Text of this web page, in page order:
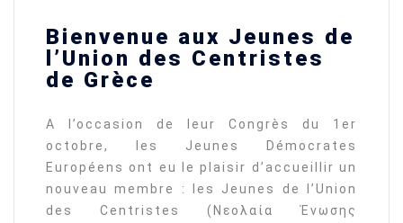
Bienvenue aux Jeunes de
l’Union des Centristes
de Grèce
A l’occasion de leur Congrès du 1er
octobre, les Jeunes Démocrates
Européens ont eu le plaisir d’accueillir un
nouveau membre : les Jeunes de l’Union
des Centristes (Νεολαία Ένωσης